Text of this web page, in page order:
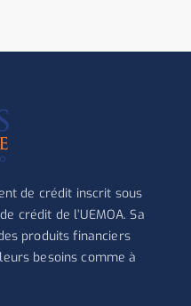
de crédit inscrit sous
crédit de l’UEMOA. Sa
produits financiers
besoins comme à